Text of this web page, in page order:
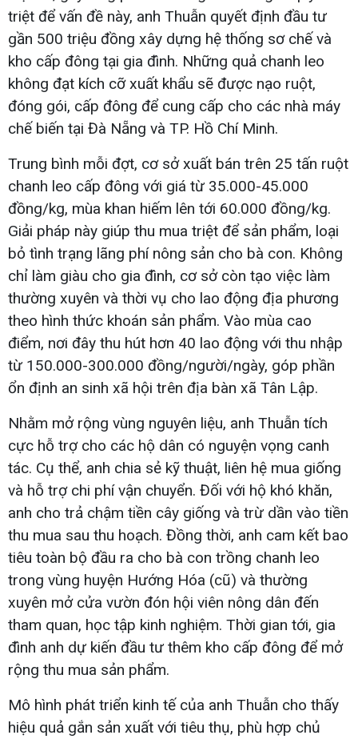
triệt để vấn đề này, anh Thuẫn quyết định đầu tư
gần 500 triệu đồng xây dựng hệ thống sơ chế và
kho cấp đông tại gia đình. Những quả chanh leo
không đạt kích cỡ xuất khẩu sẽ được nạo ruột,
đóng gói, cấp đông để cung cấp cho các nhà máy
chế biến tại Đà Nẵng và TP. Hồ Chí Minh.
Trung bình mỗi đợt, cơ sở xuất bán trên 25 tấn ruột
chanh leo cấp đông với giá từ 35.000-45.000
đồng/kg, mùa khan hiếm lên tới 60.000 đồng/kg.
Giải pháp này giúp thu mua triệt để sản phẩm, loại
bỏ tình trạng lãng phí nông sản cho bà con. Không
chỉ làm giàu cho gia đình, cơ sở còn tạo việc làm
thường xuyên và thời vụ cho lao động địa phương
theo hình thức khoán sản phẩm. Vào mùa cao
điểm, nơi đây thu hút hơn 40 lao động với thu nhập
từ 150.000-300.000 đồng/người/ngày, góp phần
ổn định an sinh xã hội trên địa bàn xã Tân Lập.
Nhằm mở rộng vùng nguyên liệu, anh Thuẫn tích
cực hỗ trợ cho các hộ dân có nguyện vọng canh
tác. Cụ thể, anh chia sẻ kỹ thuật, liên hệ mua giống
và hỗ trợ chi phí vận chuyển. Đối với hộ khó khăn,
anh cho trả chậm tiền cây giống và trừ dần vào tiền
thu mua sau thu hoạch. Đồng thời, anh cam kết bao
tiêu toàn bộ đầu ra cho bà con trồng chanh leo
trong vùng huyện Hướng Hóa (cũ) và thường
xuyên mở cửa vườn đón hội viên nông dân đến
tham quan, học tập kinh nghiệm. Thời gian tới, gia
đình anh dự kiến đầu tư thêm kho cấp đông để mở
rộng thu mua sản phẩm.
Mô hình phát triển kinh tế của anh Thuẫn cho thấy
hiệu quả gắn sản xuất với tiêu thụ, phù hợp chủ